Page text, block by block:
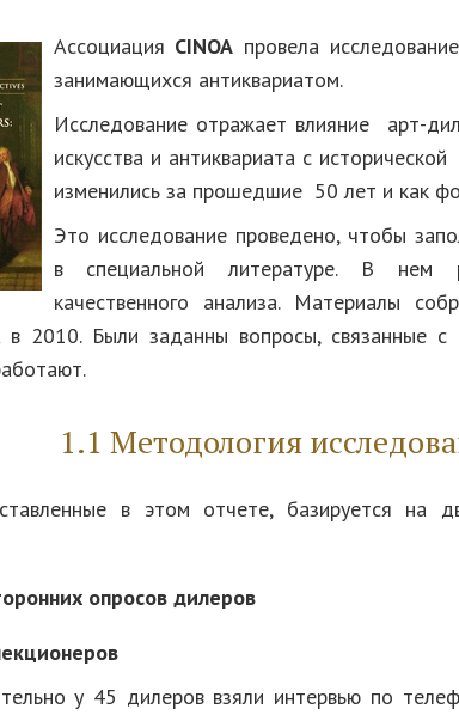
Ассоциация CINOA провела
занимающихся антиквариатом.
Исследование отражает влияние арт-
искусства и антиквариата с
изменились за прошедшие 50 лет и как
Это исследование проведено, чтобы
в специальной литературе. В нем
качественного анализа. Материалы
в 2010. Были заданны вопросы, связанные
1.1 Методология
в этом отчете, базируется на
опросов дилеров
у 45 дилеров взяли интервью по